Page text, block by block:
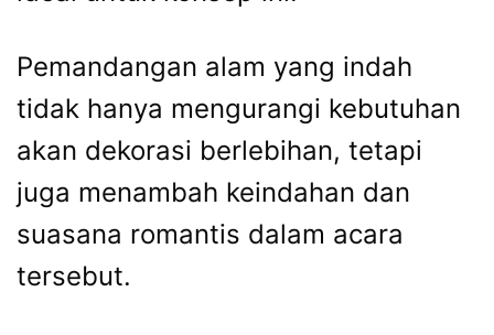
Pemandangan alam yang indah
tidak hanya mengurangi kebutuhan
akan dekorasi berlebihan, tetapi
juga menambah keindahan dan
suasana romantis dalam acara
tersebut.